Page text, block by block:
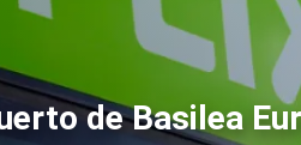
de Basilea